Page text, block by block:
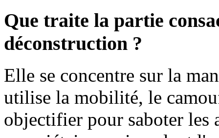
Que traite la partie
déconstruction ?
Elle se concentre sur la
utilise la mobilité, le
objectifier pour saboter les